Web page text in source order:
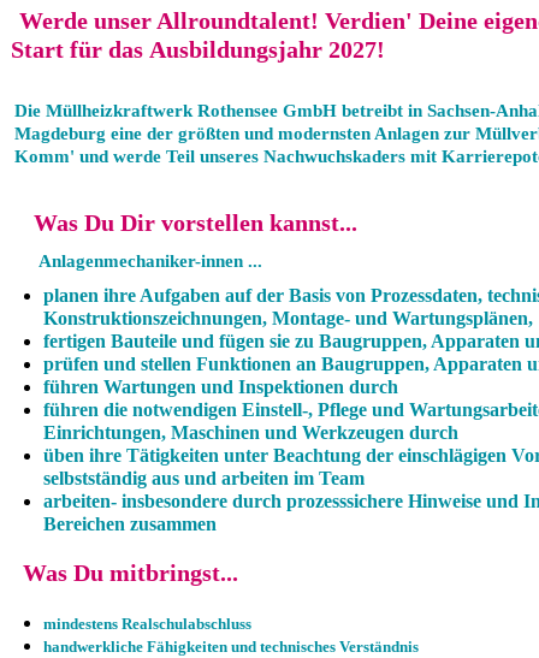
Werde unser Allroundtalent! Verdien' Deine
Start für das Ausbildungsjahr 2027!
Die Müllheizkraftwerk Rothensee GmbH betreibt in Sachsen-
Magdeburg eine der größten und modernsten Anlagen zur
Komm' und werde Teil unseres Nachwuchskaders mit
Was Du Dir vorstellen kannst...
Anlagenmechaniker-innen ...
planen ihre Aufgaben auf der Basis von Prozessdaten,
Konstruktionszeichnungen, Montage- und Wartungsplänen,
fertigen Bauteile und fügen sie zu Baugruppen, Apparaten
prüfen und stellen Funktionen an Baugruppen, Apparaten
führen Wartungen und Inspektionen durch
führen die notwendigen Einstell-, Pflege und
Einrichtungen, Maschinen und Werkzeugen durch
üben ihre Tätigkeiten unter Beachtung der einschlägigen
selbstständig aus und arbeiten im Team
arbeiten- insbesondere durch prozesssichere Hinweise und
Bereichen zusammen
Was Du mitbringst...
mindestens Realschulabschluss
handwerkliche Fähigkeiten und technisches Verständnis